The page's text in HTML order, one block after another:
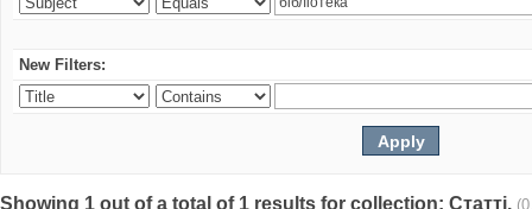
New Filters:
Showing 1 out of a total of 1 results for collection: Статті.